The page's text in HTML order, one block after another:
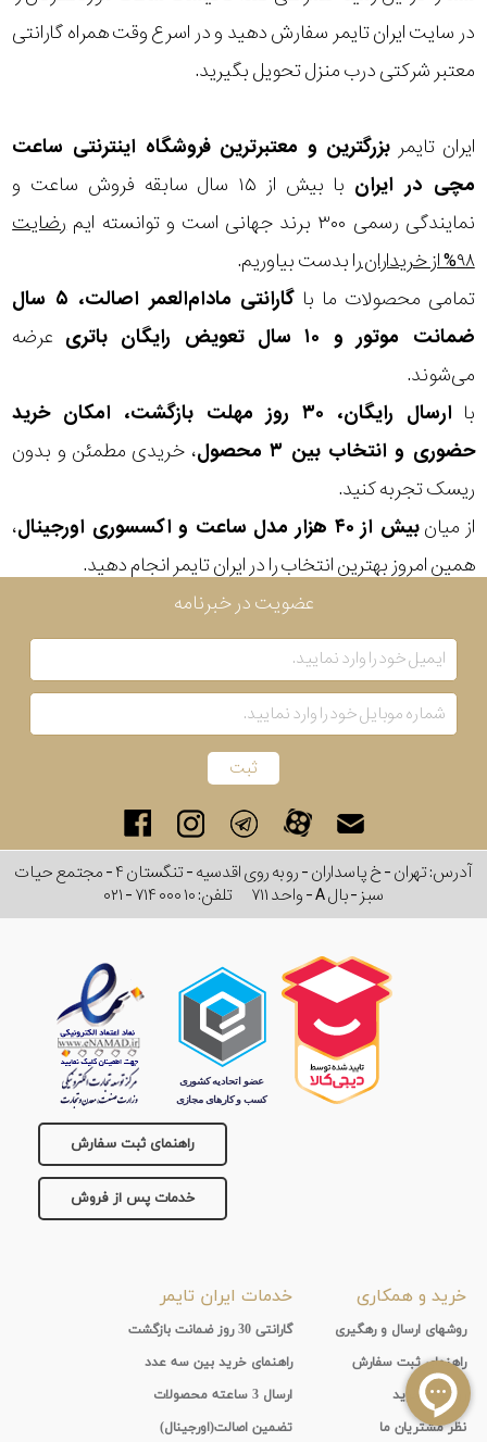
در سایت ایران تایمر سفارش دهید و در اسرع وقت همراه گارانتی
معتبر شرکتی درب منزل تحویل بگیرید.
ایران تایمر بزرگترین و معتبرترین فروشگاه اینترنتی ساعت
مچی در ایران
با بیش از ۱۵ سال سابقه فروش ساعت و
نمایندگی رسمی ۳۰۰ برند جهانی است و توانسته ایم
رضایت
۹۸% از خریداران
را بدست بیاوریم.
تمامی محصولات ما با
گارانتی مادام‌العمر اصالت، ۵ سال
ضمانت موتور و ۱۰ سال تعویض رایگان باتری
عرضه
می‌شوند.
با
ارسال رایگان، ۳۰ روز مهلت بازگشت، امکان خرید
حضوری و انتخاب بین ۳ محصول
، خریدی مطمئن و بدون
ریسک تجربه کنید.
از میانبیش از ۴۰ هزار مدل ساعت و اکسسوری اورجینال
،
همین امروز بهترین انتخاب را در ایران تایمر انجام دهید.
عضویت در خبرنامه
آدرس: تهران - خ پاسداران - رو به روی اقدسیه - تنگستان ۴ - مجتمع حیات
سبز - بال A - واحد ۷۱۱
تلفن:۰۲۱ - ۷۱۴ ۰۰۰ ۱۰
راهنمای ثبت سفارش
خدمات پس از فروش
خرید و همکاری
روشهای ارسال و رهگیری
راهنماي ثبت سفارش
روشهای خرید
نظر مشتریان ما
خدمات ایران تایمر
گارانتی 30 روز ضمانت بازگشت
راهنمای خرید بین سه عدد
ارسال 3 ساعته محصولات
تضمین اصالت(اورجینال)